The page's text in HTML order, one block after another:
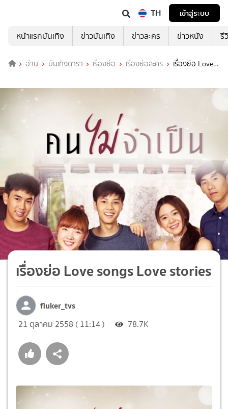
TH
เข้าสู่ระบบ
หน้าแรกบันเทิง
ข่าวบันเทิง ข่าวละคร ข่าวหนัง รี
อ่าน บันเทิงดารา เรื่องย่อ เรื่องย่อละคร
เรื่องย่อ Love
เรื่องย่อ Love songs Love stories
fluker_tvs
21 ตุลาคม 2558 ( 11:14 ) 78.7K